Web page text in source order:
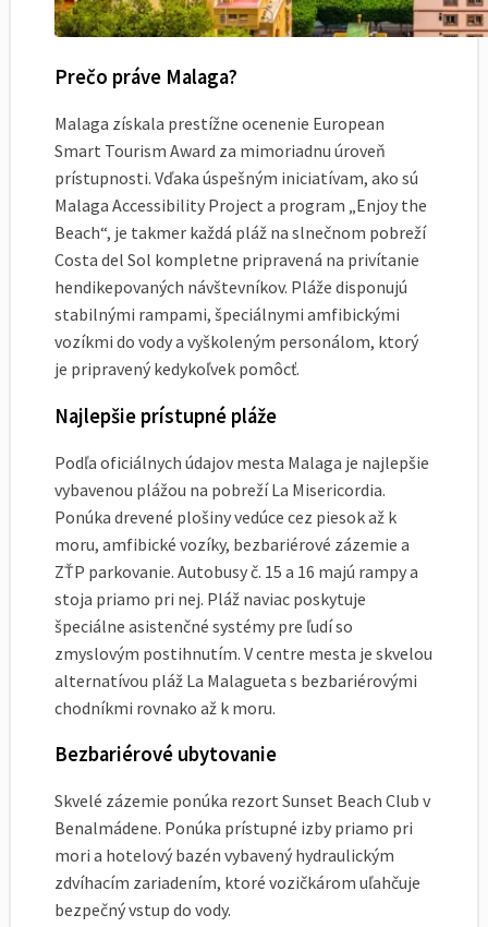
Prečo práve Malaga?
Malaga získala prestížne ocenenie European
Smart Tourism Award za mimoriadnu úroveň
prístupnosti. Vďaka úspešným iniciatívam, ako sú
Malaga Accessibility Project a program „Enjoy the
Beach“, je takmer každá pláž na slnečnom pobreží
Costa del Sol kompletne pripravená na privítanie
hendikepovaných návštevníkov. Pláže disponujú
stabilnými rampami, špeciálnymi amfibickými
vozíkmi do vody a vyškoleným personálom, ktorý
je pripravený kedykoľvek pomôcť.
Najlepšie prístupné pláže
Podľa oficiálnych údajov mesta Malaga je najlepšie
vybavenou plážou na pobreží La Misericordia.
Ponúka drevené plošiny vedúce cez piesok až k
moru, amfibické vozíky, bezbariérové zázemie a
ZŤP parkovanie. Autobusy č. 15 a 16 majú rampy a
stoja priamo pri nej. Pláž naviac poskytuje
špeciálne asistenčné systémy pre ľudí so
zmyslovým postihnutím. V centre mesta je skvelou
alternatívou pláž La Malagueta s bezbariérovými
chodníkmi rovnako až k moru.
Bezbariérové ubytovanie
Skvelé zázemie ponúka rezort Sunset Beach Club v
Benalmádene. Ponúka prístupné izby priamo pri
mori a hotelový bazén vybavený hydraulickým
zdvíhacím zariadením, ktoré vozičkárom uľahčuje
bezpečný vstup do vody.